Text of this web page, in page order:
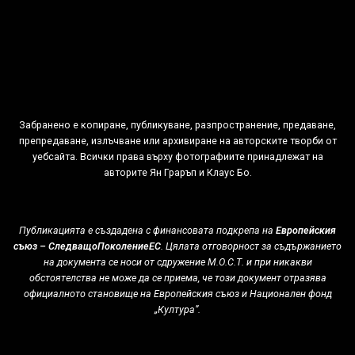
Забранено е копиране, публикуване, разпространение, предаване,
препредаване, излъчване или архивиране на авторските творби от
уебсайта. Всички права върху фотографиите принадлежат на
авторитe Ян Граръп и Клаус Бо.
Публикацията е създадена с финансовата подкрепа на Европейския
съюз – СледващоПоколениеЕС. Цялата отговорност за съдържанието
на документа се носи от сдружение М.О.С.Т. и при никакви
обстоятелства не може да се приема, че този документ отразява
официалното становище на Европейския съюз и Национален фонд
„Култура”.